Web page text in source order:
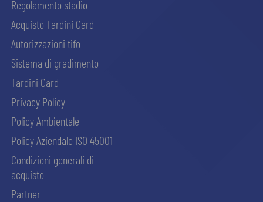
Regolamento stadio
Acquisto Tardini Card
Autorizzazioni tifo
Sistema di gradimento
Tardini Card
Privacy Policy
Policy Ambientale
Policy Aziendale ISO 45001
Condizioni generali di
acquisto
Partner